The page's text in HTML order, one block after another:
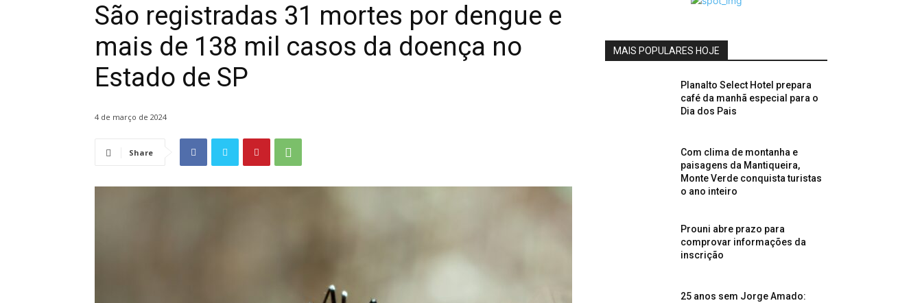
São registradas 31 mortes por dengue e
mais de 138 mil casos da doença no
Estado de SP
4 de março de 2024
Share
MAIS POPULARES HOJE
Planalto Select Hotel prepara
café da manhã especial para o
Dia dos Pais
Com clima de montanha e
paisagens da Mantiqueira,
Monte Verde conquista turistas
o ano inteiro
Prouni abre prazo para
comprovar informações da
inscrição
25 anos sem Jorge Amado: